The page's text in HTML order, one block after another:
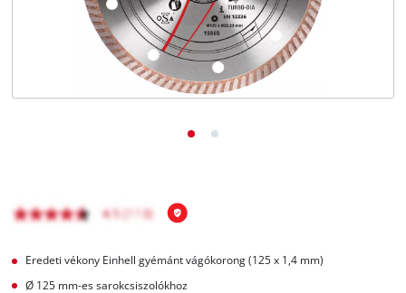
Eredeti vékony Einhell gyémánt vágókorong (125 x 1,4 mm)
Ø 125 mm-es sarokcsiszolókhoz